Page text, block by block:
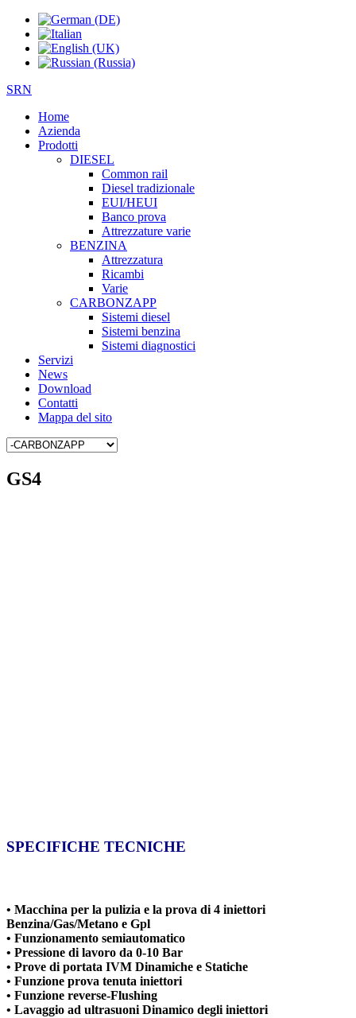
SRN
Home
Azienda
Prodotti
DIESEL
Common rail
Diesel tradizionale
EUI/HEUI
Banco prova
Attrezzature varie
BENZINA
Attrezzatura
Ricambi
Varie
CARBONZAPP
Sistemi diesel
Sistemi benzina
Sistemi diagnostici
Servizi
News
Download
Contatti
Mappa del sito
GS4
SPECIFICHE TECNICHE
• Macchina per la pulizia e la prova di 4 iniettori
Benzina/Gas/Metano e Gpl
• Funzionamento semiautomatico
• Pressione di lavoro da 0-10 Bar
• Prove di portata IVM Dinamiche e Statiche
• Funzione prova tenuta iniettori
• Funzione reverse-Flushing
• Lavaggio ad ultrasuoni Dinamico degli iniettori